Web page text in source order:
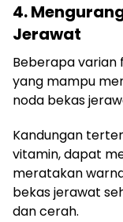
4.
Jerawat
Beberapa varian
yang mampu
noda bekas
Kandungan
vitamin, dapat
meratakan
bekas jerawat
dan cerah.